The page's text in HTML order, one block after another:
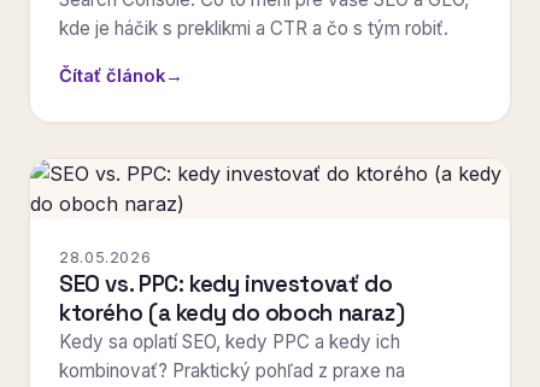
kde je háčik s preklikmi a CTR a čo s tým robiť.
Čítať článok→
28.05.2026
SEO vs. PPC: kedy investovať do
ktorého (a kedy do oboch naraz)
Kedy sa oplatí SEO, kedy PPC a kedy ich
kombinovať? Praktický pohľad z praxe na